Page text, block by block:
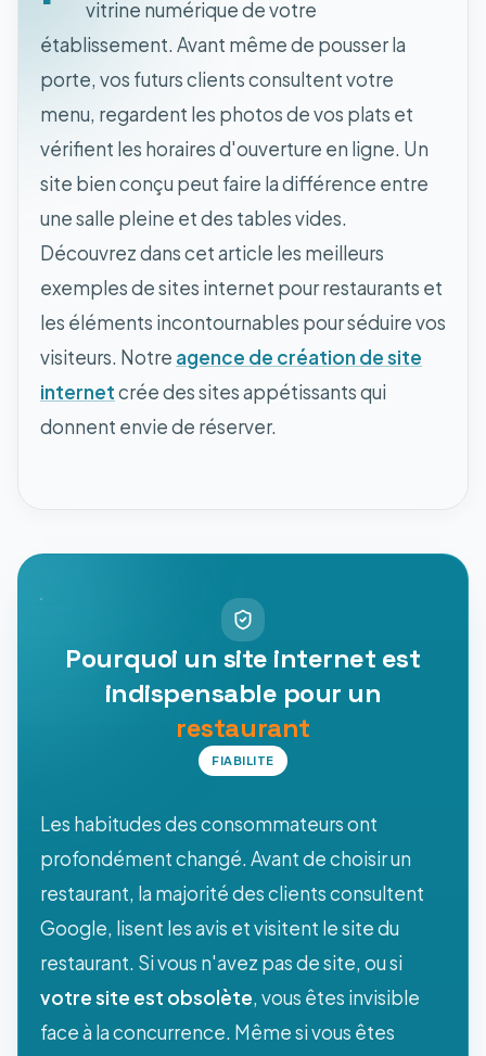
vitrine numérique de votre
établissement. Avant même de pousser la
porte, vos futurs clients consultent votre
menu, regardent les photos de vos plats et
vérifient les horaires d'ouverture en ligne. Un
site bien conçu peut faire la différence entre
une salle pleine et des tables vides.
Découvrez dans cet article les meilleurs
exemples de sites internet pour restaurants et
les éléments incontournables pour séduire vos
visiteurs. Notre agence de création de site
internetcrée des sites appétissants qui
donnent envie de réserver.
Pourquoi un site internet est
indispensable pour un
restaurant
FIABILITE
Les habitudes des consommateurs ont
profondément changé. Avant de choisir un
restaurant, la majorité des clients consultent
Google, lisent les avis et visitent le site du
restaurant. Si vous n'avez pas de site, ou si
votre site est obsolète, vous êtes invisible
face à la concurrence. Même si vous êtes